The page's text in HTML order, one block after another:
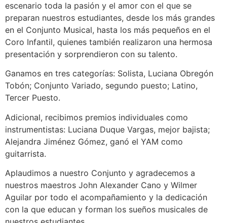
escenario toda la pasión y el amor con el que se
preparan nuestros estudiantes, desde los más grandes
en el Conjunto Musical, hasta los más pequeños en el
Coro Infantil, quienes también realizaron una hermosa
presentación y sorprendieron con su talento.
Ganamos en tres categorías: Solista, Luciana Obregón
Tobón; Conjunto Variado, segundo puesto; Latino,
Tercer Puesto.
Adicional, recibimos premios individuales como
instrumentistas: Luciana Duque Vargas, mejor bajista;
Alejandra Jiménez Gómez, ganó el YAM como
guitarrista.
Aplaudimos a nuestro Conjunto y agradecemos a
nuestros maestros John Alexander Cano y Wilmer
Aguilar por todo el acompañamiento y la dedicación
con la que educan y forman los sueños musicales de